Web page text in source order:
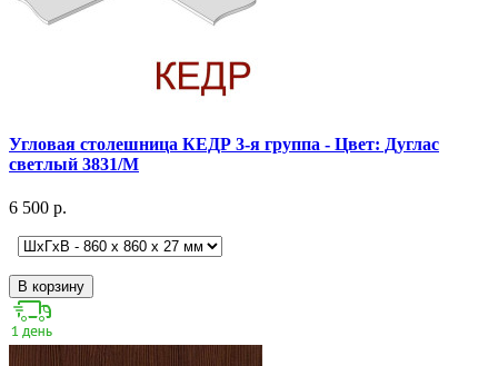
Угловая столешница КЕДР 3-я группа - Цвет: Дуглас
светлый 3831/M
6 500 р.
В корзину